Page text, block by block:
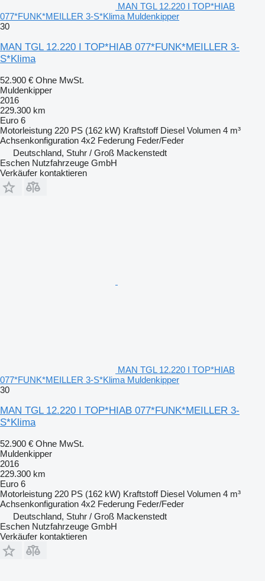
MAN TGL 12.220 I TOP*HIAB
077*FUNK*MEILLER 3-S*Klima Muldenkipper
30
MAN TGL 12.220 I TOP*HIAB 077*FUNK*MEILLER 3-
S*Klima
52.900 € Ohne MwSt.
Muldenkipper
2016
229.300 km
Euro 6
Motorleistung 220 PS (162 kW) Kraftstoff Diesel Volumen 4 m³
Achsenkonfiguration 4x2 Federung Feder/Feder
Deutschland, Stuhr / Groß Mackenstedt
Eschen Nutzfahrzeuge GmbH
Verkäufer kontaktieren
MAN TGL 12.220 I TOP*HIAB
077*FUNK*MEILLER 3-S*Klima Muldenkipper
30
MAN TGL 12.220 I TOP*HIAB 077*FUNK*MEILLER 3-
S*Klima
52.900 € Ohne MwSt.
Muldenkipper
2016
229.300 km
Euro 6
Motorleistung 220 PS (162 kW) Kraftstoff Diesel Volumen 4 m³
Achsenkonfiguration 4x2 Federung Feder/Feder
Deutschland, Stuhr / Groß Mackenstedt
Eschen Nutzfahrzeuge GmbH
Verkäufer kontaktieren